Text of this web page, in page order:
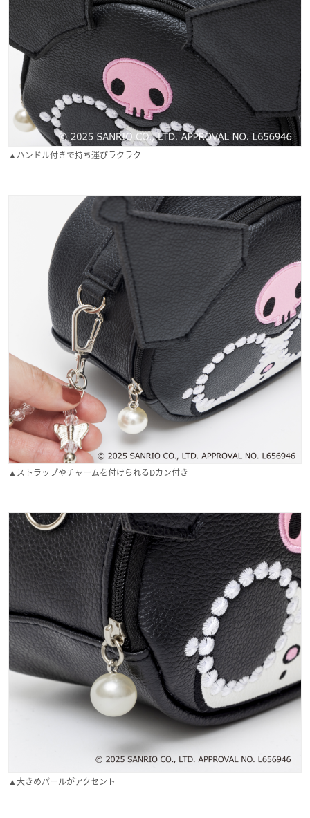
▲ハンドル付きで持ち運びラクラク
▲ストラップやチャームを付けられるDカン付き
▲大きめパールがアクセント